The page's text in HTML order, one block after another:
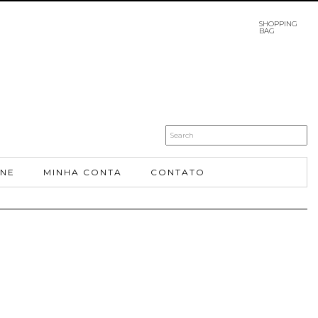
SHOPPING
BAG
MINHA CONTA CONTATO